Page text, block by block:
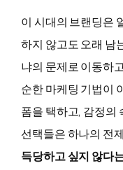
이 시대의 브랜딩은
하지 않고도 오래 남
냐의 문제로 이동하
순한 마케팅 기법이
폼을 택하고, 감정의
선택들은 하나의 전
득당하고 싶지 않다